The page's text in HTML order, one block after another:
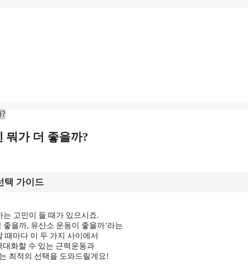
뭐가 더 좋을까?
택 가이드
는 고민이 들 때가 있으시죠.
을까, 유산소 운동이 좋을까’라는
때마다 이 두 가지 사이에서
화할 수 있는 근력운동과
최적의 선택을 도와드릴게요!